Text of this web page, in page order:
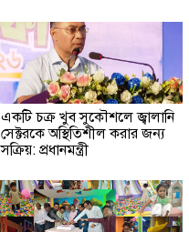
একটি চক্র খুব সুকৌশলে জ্বালানি
সেক্টরকে অস্থিতিশীল করার জন্য
সক্রিয়: প্রধানমন্ত্রী